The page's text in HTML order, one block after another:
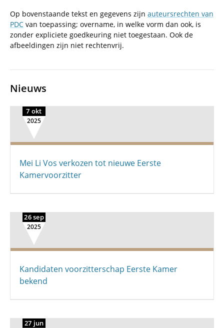
Op bovenstaande tekst en gegevens zijn auteursrechten van
PDC van toepassing; overname, in welke vorm dan ook, is
zonder expliciete goedkeuring niet toegestaan. Ook de
afbeeldingen zijn niet rechtenvrij.
Nieuws
7 okt
2025
Mei Li Vos verkozen tot nieuwe Eerste
Kamervoorzitter
26 sep
2025
Kandidaten voorzitterschap Eerste Kamer
bekend
27 jun